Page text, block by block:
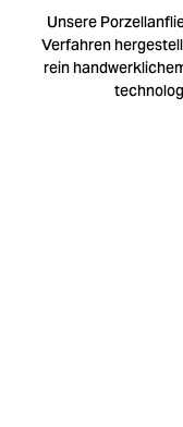
Unsere
Verfahren
rein